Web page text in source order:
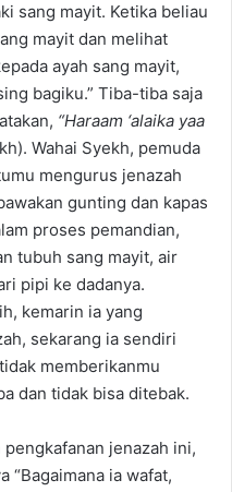
sang mayit. Ketika beliau
mayit dan melihat
ayah sang mayit,
bagiku.” Tiba-tiba saja
“Haraam ‘alaika yaa
Wahai Syekh, pemuda
mengurus jenazah
gunting dan kapas
proses pemandian,
tubuh sang mayit, air
pipi ke dadanya.
kemarin ia yang
sekarang ia sendiri
memberikanmu
dan tidak bisa ditebak.
jenazah ini,
“Bagaimana ia wafat,